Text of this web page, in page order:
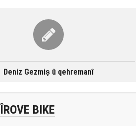
Deniz Gezmiṣ û qehremanî
BIKE